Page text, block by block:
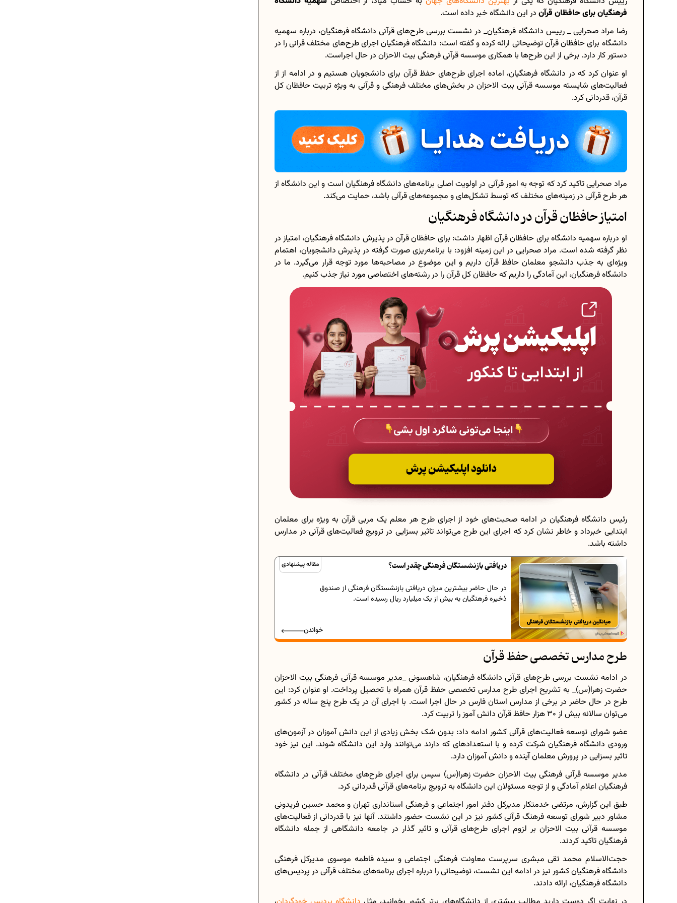
سوالات امتحانی...
و گویا چه اعدادی...
برنامه‌ ریزی درسی هشتم
چگونه برنامه‌ ریزی درسی کنیم؟
دانلود رایگان نمونه سوالات امتحانی...
دانلود رایگان کتاب‌های دوازدهم...
اعداد صحیح، طبیعی و گویا چه اعدادی...
حذفیات کنکور انسانی 1404
برنامه‌ ریزی درسی هشتم
چگونه برنامه‌ ریزی درسی کنیم؟
دانلود رایگان نمونه سوالات امتحانی...
دانلود رایگان کتاب‌های دوازدهم...
حذفیات کنکور انسانی 1404
فرهنگیان برای حافظان قرآن در این دانشگاه خبر داده است.
رضا مراد صحرایی _ رییس دانشگاه فرهنگیان_ در نشست بررسی طرح‌های قرآنی دانشگاه فرهنگیان، درباره سهمیه
دانشگاه برای حافظان قرآن توضیحاتی ارائه کرده و گفته است: دانشگاه فرهنگیان اجرای طرح‌های مختلف قرانی را در
دستور کار دارد. برخی از این طرح‌ها با همکاری موسسه قرآنی فرهنگی بیت الاحزان در حال اجراست.
او عنوان کرد که در دانشگاه فرهنگیان، اماده اجرای طرح‌های حفظ قرآن برای دانشجویان هستیم و در ادامه از از
فعالیت‌های شایسته موسسه قرآنی بیت الاحزان در بخش‌های مختلف فرهنگی و قرآنی به ویژه تربیت حافظان کل
قرآن، قدردانی کرد.
مراد صحرایی تاکید کرد که توجه به امور قرآنی در اولویت اصلی برنامه‌های دانشگاه فرهنگیان است و این دانشگاه از
هر طرح قرآنی در زمینه‌های مختلف که توسط تشکل‌های و مجموعه‌های قرآنی باشد، حمایت می‌کند‌.
امتیاز حافظان قرآن در دانشگاه فرهنگیان
او درباره سهمیه دانشگاه برای حافظان قرآن اظهار داشت: برای حافظان قرآن در پذیرش دانشگاه فرهنگیان، امتیاز در
نظر گرفته شده است. مراد صحرایی در این زمینه افزود: با برنامه‌ریزی صورت گرفته در پذیرش دانشجویان، اهتمام
ویژه‌ای به جذب دانشجو معلمان حافظ قرآن داریم و این موضوع در مصاحبه‌ها مورد توجه قرار می‌گیرد. ما در
دانشگاه فرهنگیان، این آمادگی را داریم که حافظان کل قرآن را در رشته‌های اختصاصی مورد نیاز جذب کنیم.
رئیس دانشگاه فرهنگیان در ادامه صحبت‌های خود از اجرای طرح هر معلم یک مربی قرآن به ویژه برای معلمان
ابتدایی خبرداد و خاطر نشان کرد که اجرای این طرح می‌تواند تاثیر بسزایی در ترویج فعالیت‌های قرآنی در مدارس
داشته باشد.
مقاله پیشنهادی دریافتی بازنشستگان فرهنگی چقدر است؟
در حال حاضر بیشترین میزان دریافتی بازنشستگان فرهنگی از صندوق
ذخیره فرهنگیان به بیش از یک میلیارد ریال رسیده است.
خواندن
طرح مدارس تخصصی حفظ قرآن
در ادامه نشست بررسی طرح‌های قرآنی دانشگاه فرهنگیان، شاهسونی _مدیر موسسه قرآنی فرهنگی بیت الاحزان
حضرت زهرا(س)_ به تشریح اجرای طرح مدارس تخصصی حفظ قرآن همراه با تحصیل پرداخت. او عنوان کرد: این
طرح در حال حاضر در برخی از مدارس استان فارس در حال اجرا است. با اجرای آن در یک طرح پنج ساله در کشور
می‌توان سالانه بیش از 30 هزار حافظ قرآن دانش آموز را تربیت کرد.
عضو شورای توسعه فعالیت‌های قرآنی کشور ادامه داد: بدون شک بخش زیادی از این دانش آموزان در آزمون‌های
ورودی دانشگاه فرهنگیان شرکت کرده و با استعدادهای که دارند می‌توانند وارد این دانشگاه شوند. این نیز خود
تاثیر بسزایی در پرورش معلمان آینده و دانش آموزان دارد.
مدیر موسسه قرآنی فرهنگی بیت الاحزان حضرت زهرا(س) سپس برای اجرای طرح‌های مختلف قرآنی در دانشگاه
فرهنگیان اعلام آمادگی و از توجه مسئولان این دانشگاه به ترویج برنامه‌های قرآنی قدردانی کرد.
طبق این گزارش، مرتضی خدمتکار مدیرکل دفتر امور اجتماعی و فرهنگی استانداری تهران و محمد حسین فریدونی
مشاور دبیر شورای توسعه فرهنگ قرآنی کشور نیز در این نشست حضور داشتند. آنها نیز با قدردانی از فعالیت‌های
موسسه قرآنی بیت الاحزان بر لزوم اجرای طرح‌های قرآنی و تاثیر گذار در جامعه دانشگاهی از جمله دانشگاه
فرهنگیان تاکید کردند.
حجت‌الاسلام محمد تقی مبشری سرپرست معاونت فرهنگی اجتماعی و سیده فاطمه موسوی مدیرکل فرهنگی
دانشگاه فرهنگیان کشور نیز در ادامه این نشست، توضیحاتی را درباره اجرای برنامه‌های مختلف قرآنی در پردیس‌های
دانشگاه فرهنگیان، ارائه دادند‌.